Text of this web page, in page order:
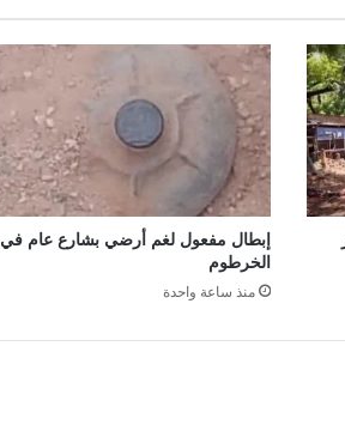
إبطال مفعول لغم أرضي بشارع عام في
الخرطوم
منذ ساعة واحدة